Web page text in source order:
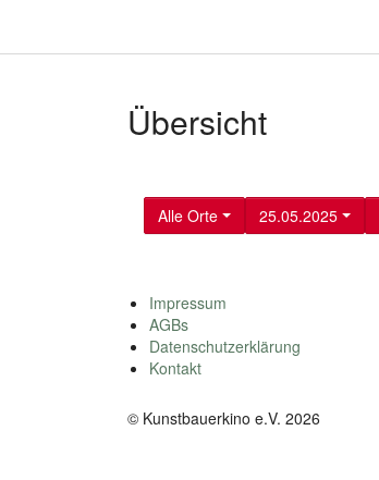
Übersicht
Alle Orte 25.05.2025
Impressum
AGBs
Datenschutzerklärung
Kontakt
© Kunstbauerkino e.V. 2026